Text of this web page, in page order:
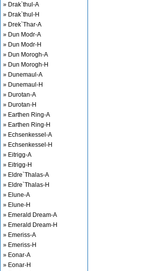
» Drak`thul-A
» Drak`thul-H
» Drek`Thar-A
» Dun Modr-A
» Dun Modr-H
» Dun Morogh-A
» Dun Morogh-H
» Dunemaul-A
» Dunemaul-H
» Durotan-A
» Durotan-H
» Earthen Ring-A
» Earthen Ring-H
» Echsenkessel-A
» Echsenkessel-H
» Eitrigg-A
» Eitrigg-H
» Eldre`Thalas-A
» Eldre`Thalas-H
» Elune-A
» Elune-H
» Emerald Dream-A
» Emerald Dream-H
» Emeriss-A
» Emeriss-H
» Eonar-A
» Eonar-H